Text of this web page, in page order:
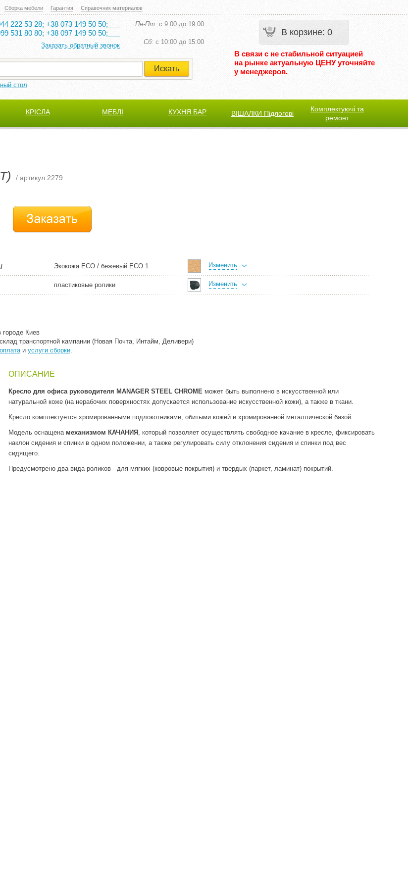
Сборка мебели Гарантия Справочник материалов
В корзине: 0
В связи с не стабильной ситуацией
на рынке актуальную ЦЕНУ уточняйте
у менеджеров.
222 53 28; +38 073 149 50 50;___
531 80 80; +38 097 149 50 50;___
Пн-Пт: с 9:00 до 19:00
Заказать обратный звонок Cб: с 10:00 до 15:00
стол
КРІСЛА МЕБЛІ КУХНЯ БАР ВІШАЛКИ Підлогові
Комплектуючі та
ремонт
/ артикул 2279
Экокожа ECO / бежевый ECO 1 Изменить
пластиковые ролики Изменить
городе Киев
транспортной кампании (Новая Почта, Интайм, Деливери)
оплатаи услуги сборки.
ОПИСАНИЕ
Кресло для офиса руководителя MANAGER STEEL CHROME может быть выполнено в искусственной или
натуральной коже (на нерабочих поверхностях допускается использование искусственной кожи), а также в ткани.
Кресло комплектуется хромированными подлокотниками, обитыми кожей и хромированной металлической базой.
Модель оснащена механизмом КАЧАНИЯ , который позволяет осуществлять свободное качание в кресле, фиксировать
наклон сидения и спинки в одном положении, а также регулировать силу отклонения сидения и спинки под вес
сидящего.
Предусмотрено два вида роликов - для мягких (ковровые покрытия) и твердых (паркет, ламинат) покрытий.